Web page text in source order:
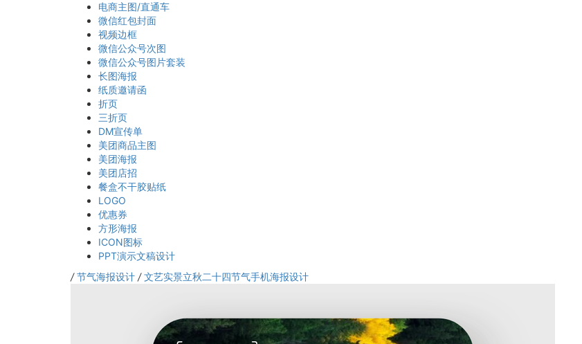
电商主图/直通车
微信红包封面
视频边框
微信公众号次图
微信公众号图片套装
长图海报
纸质邀请函
折页
三折页
DM宣传单
美团商品主图
美团海报
美团店招
餐盒不干胶贴纸
LOGO
优惠券
方形海报
ICON图标
PPT演示文稿设计
/ 节气海报设计 / 文艺实景立秋二十四节气手机海报设计